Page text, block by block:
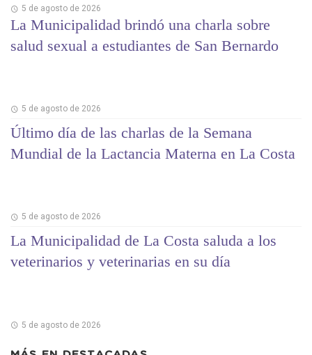
5 de agosto de 2026
La Municipalidad brindó una charla sobre
salud sexual a estudiantes de San Bernardo
5 de agosto de 2026
Último día de las charlas de la Semana
Mundial de la Lactancia Materna en La Costa
5 de agosto de 2026
La Municipalidad de La Costa saluda a los
veterinarios y veterinarias en su día
5 de agosto de 2026